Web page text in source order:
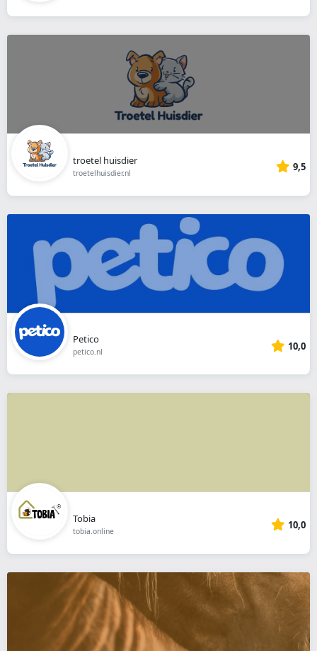
troetel huisdier
troetelhuisdier.nl 9,5
Petico
petico.nl 10,0
Tobia
tobia.online 10,0